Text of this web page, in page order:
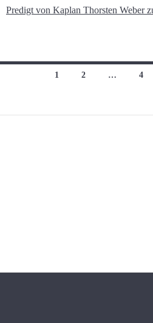
Predigt von Kaplan Thorsten Weber
Beitragsnavigation
1 2 … 4